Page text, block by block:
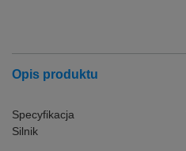
Opis produktu
Specyfikacja
Silnik